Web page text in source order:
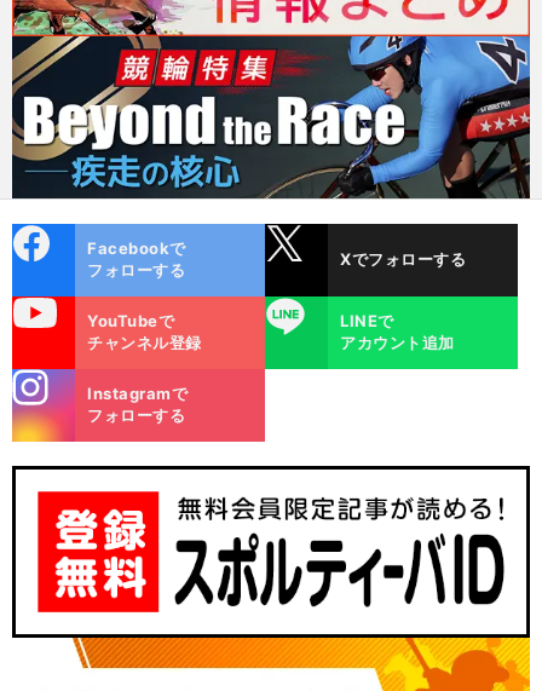
ok
Facebookで
フォローする
Xでフォローする
YouTubeで
チャンネル登録
LINE
LINEで
アカウント追加
m
Instagramで
フォローする